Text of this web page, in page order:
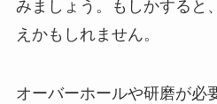
みましょう。もしかすると
えかもしれません。
オーバーホールや研磨が必